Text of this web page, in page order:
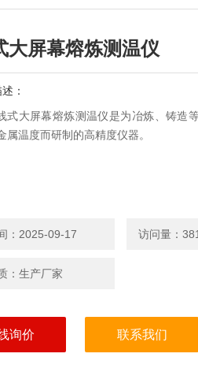
大屏幕熔炼测温仪
：
式大屏幕熔炼测温仪是为冶炼、铸造
属温度而研制的高精度仪器。
：2025-09-17 访问量：
：生产厂家
询价 联系我们